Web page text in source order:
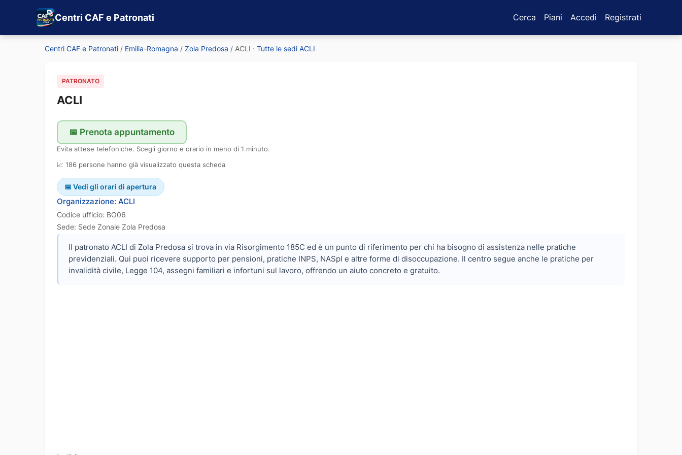
Centri CAF e Patronati Cerca Piani Accedi Registrati
Centri CAF e Patronati / Emilia-Romagna / Zola Predosa / ACLI · Tutte le sedi ACLI
PATRONATO
ACLI
📅 Prenota appuntamento
Evita attese telefoniche. Scegli giorno e orario in meno di 1 minuto.
📈 186 persone hanno già visualizzato questa scheda
📅 Vedi gli orari di apertura
Organizzazione: ACLI
Codice ufficio: BO06
Sede: Sede Zonale Zola Predosa
Il patronato ACLI di Zola Predosa si trova in via Risorgimento 185C ed è un punto di riferimento per chi ha bisogno di assistenza nelle pratiche
previdenziali. Qui puoi ricevere supporto per pensioni, pratiche INPS, NASpI e altre forme di disoccupazione. Il centro segue anche le pratiche per
invalidità civile, Legge 104, assegni familiari e infortuni sul lavoro, offrendo un aiuto concreto e gratuito.